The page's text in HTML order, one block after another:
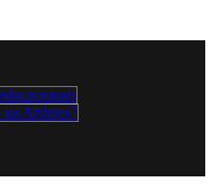
na Arthrex?